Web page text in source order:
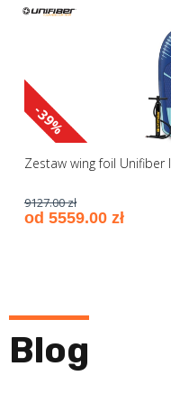
-39%
Zestaw wing foil
9127.00 zł
od 5559.00 zł
Blog